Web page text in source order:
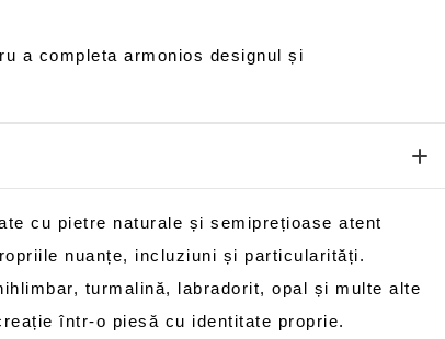
a completa armonios designul și
cu pietre naturale și semiprețioase atent
nuanțe, incluziuni și particularități.
turmalină, labradorit, opal și multe alte
într-o piesă cu identitate proprie.